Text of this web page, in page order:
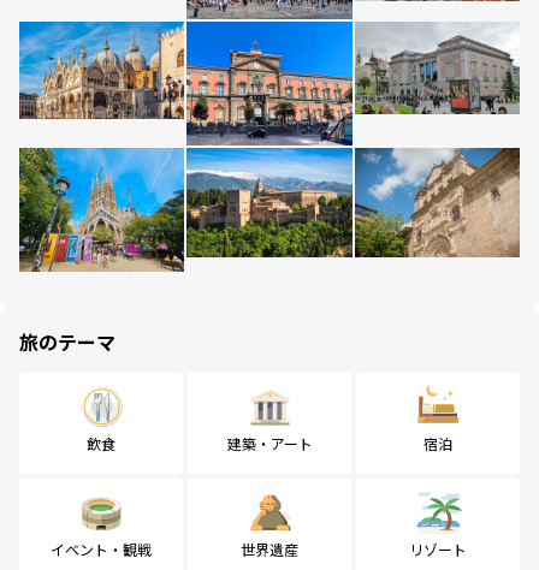
旅のテーマ
飲食 建築・アート 宿泊
イベント・観戦 世界遺産 リゾート